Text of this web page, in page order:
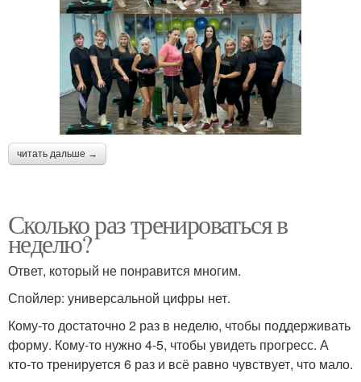
читать дальше →
Сколько раз тренироваться в
неделю?
Ответ, который не понравится многим.
Спойлер: универсальной цифры нет.
Кому-то достаточно 2 раз в неделю, чтобы поддерживать
форму. Кому-то нужно 4-5, чтобы увидеть прогресс. А
кто-то тренируется 6 раз и всё равно чувствует, что мало.